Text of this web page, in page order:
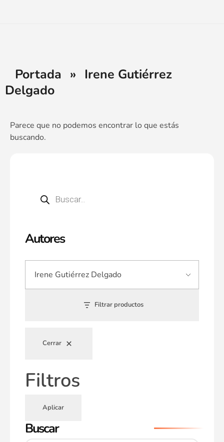
Portada » Irene Gutiérrez
Delgado
Autores
Filtrar productos
Cerrar
Filtros
Aplicar
Buscar
Parece que no podemos encontrar lo que estás
buscando.